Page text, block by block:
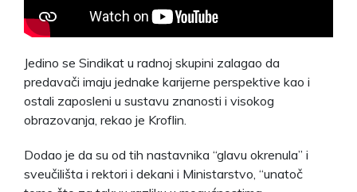
Jedino se Sindikat u radnoj skupini zalagao da
predavači imaju jednake karijerne perspektive kao i
ostali zaposleni u sustavu znanosti i visokog
obrazovanja, rekao je Kroflin.
Dodao je da su od tih nastavnika “glavu okrenula” i
sveučilišta i rektori i dekani i Ministarstvo, “unatoč